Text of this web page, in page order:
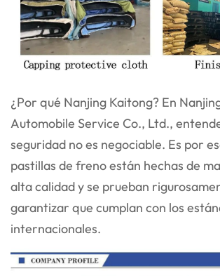
¿Por qué Nanjing Kaitong? En
Automobile Service Co., Ltd.,
seguridad no es negociable. Es por
pastillas de freno están hechas de
alta calidad y se prueban
garantizar que cumplan con los
internacionales.